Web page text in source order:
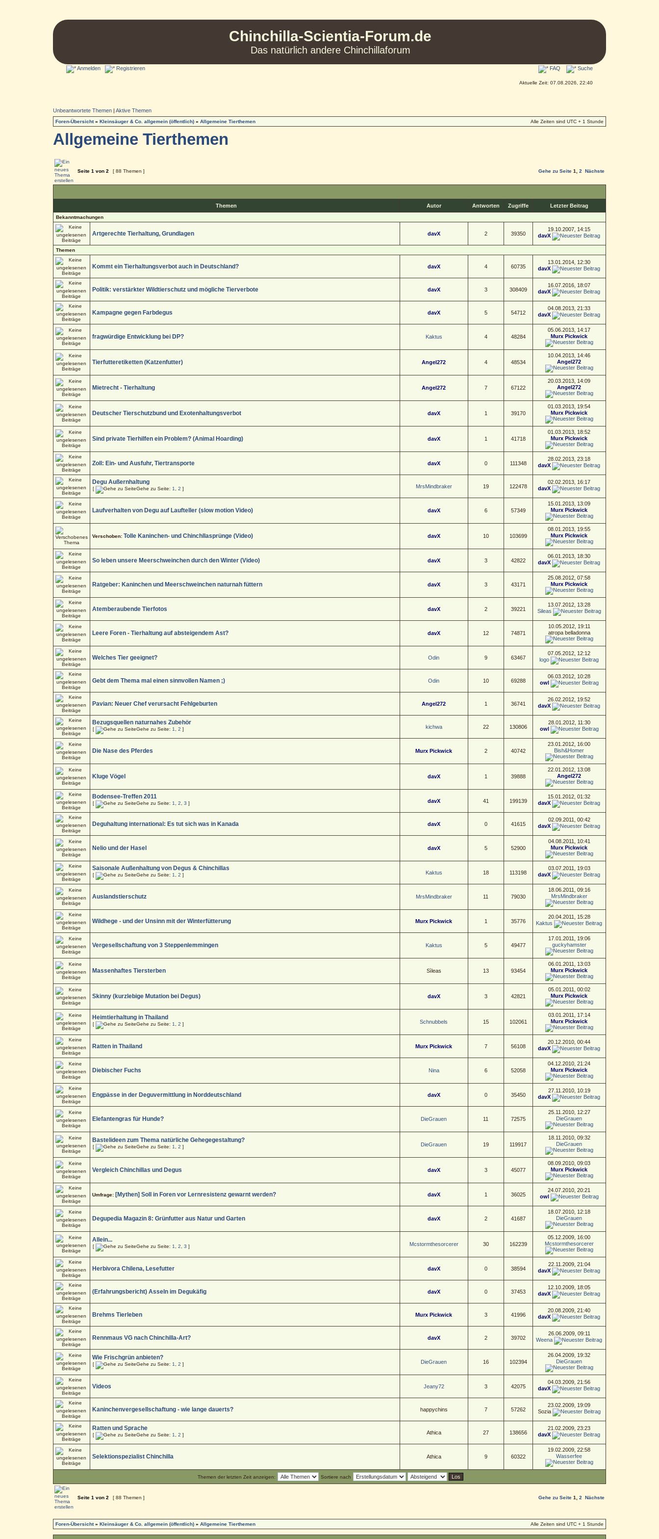
Chinchilla-Scientia-Forum.de
Das natürlich andere Chinchillaforum
Anmelden Registrieren FAQ Suche
Aktuelle Zeit: 07.08.2026, 22:40
Unbeantwortete Themen| Aktive Themen
Foren-Übersicht» Kleinsäuger & Co. allgemein (öffentlich)» Allgemeine Tierthemen Alle Zeiten sind UTC + 1 Stunde
Allgemeine Tierthemen
Seite 1 von 2 [ 88 Themen ] Gehe zu Seite 1 2 Nächste
Themen Autor Antworten Zugriffe Letzter Beitrag
Bekanntmachungen
Artgerechte Tierhaltung, Grundlagen davX 2 39350
19.10.2007, 14:15
davX
Themen
Kommt ein Tierhaltungsverbot auch in Deutschland? davX 4 60735
13.01.2014, 12:30
davX
Politik: verstärkter Wildtierschutz und mögliche Tierverbote davX 3 308409
16.07.2016, 18:07
davX
Kampagne gegen Farbdegus davX 5 54712
04.08.2013, 21:33
davX
fragwürdige Entwicklung bei DP? Kaktus 4 48284
05.06.2013, 14:17
Murx Pickwick
Tierfutteretiketten (Katzenfutter) Angel272 4 48534
10.04.2013, 14:46
Angel272
Mietrecht - Tierhaltung Angel272 7 67122
20.03.2013, 14:09
Angel272
Deutscher Tierschutzbund und Exotenhaltungsverbot davX 1 39170
01.03.2013, 19:54
Murx Pickwick
Sind private Tierhilfen ein Problem? (Animal Hoarding) davX 1 41718
01.03.2013, 18:52
Murx Pickwick
Zoll: Ein- und Ausfuhr, Tiertransporte davX 0 111348
28.02.2013, 23:18
davX
Degu Außernhaltung
[ Gehe zu Seite: 1 2 ] MrsMindbraker 19 122478
02.02.2013, 16:17
davX
Laufverhalten von Degu auf Laufteller (slow motion Video) davX 6 57349
15.01.2013, 13:09
Murx Pickwick
Verschoben: Tolle Kaninchen- und Chinchllasprünge (Video) davX 10 103699
08.01.2013, 19:55
Murx Pickwick
So leben unsere Meerschweinchen durch den Winter (Video) davX 3 42822
06.01.2013, 18:30
davX
Ratgeber: Kaninchen und Meerschweinchen naturnah füttern davX 3 43171
25.08.2012, 07:58
Murx Pickwick
Atemberaubende Tierfotos davX 2 39221
13.07.2012, 13:28
Sileas
Leere Foren - Tierhaltung auf absteigendem Ast? davX 12 74871
10.05.2012, 19:11
atropa belladonna
Welches Tier geeignet? Odin 9 63467
07.05.2012, 12:12
logo
Gebt dem Thema mal einen sinnvollen Namen ;) Odin 10 69288
06.03.2012, 10:28
owl
Pavian: Neuer Chef verursacht Fehlgeburten Angel272 1 36741
26.02.2012, 19:52
davX
Bezugsquellen naturnahes Zubehör
[ Gehe zu Seite: 1 2 ] kichwa 22 130806
28.01.2012, 11:30
owl
Die Nase des Pferdes Murx Pickwick 2 40742
23.01.2012, 16:00
Bish&Homer
Kluge Vögel davX 1 39888
22.01.2012, 13:08
Angel272
Bodensee-Treffen 2011
[ Gehe zu Seite: 1 2 3 ] davX 41 199139
15.01.2012, 01:32
davX
Deguhaltung international: Es tut sich was in Kanada davX 0 41615
02.09.2011, 00:42
davX
Nelio und der Hasel davX 5 52900
04.08.2011, 10:41
Murx Pickwick
Saisonale Außenhaltung von Degus & Chinchillas
[ Gehe zu Seite: 1 2 ] Kaktus 18 113198
03.07.2011, 19:03
davX
Auslandstierschutz MrsMindbraker 11 79030
18.06.2011, 09:16
MrsMindbraker
Wildhege - und der Unsinn mit der Winterfütterung Murx Pickwick 1 35776
20.04.2011, 15:28
Kaktus
Vergesellschaftung von 3 Steppenlemmingen Kaktus 5 49477
17.01.2011, 19:06
guckyhamster
Massenhaftes Tiersterben Sìleas 13 93454
06.01.2011, 13:03
Murx Pickwick
Skinny (kurzlebige Mutation bei Degus) davX 3 42821
05.01.2011, 00:02
Murx Pickwick
Heimtierhaltung in Thailand
[ Gehe zu Seite: 1 2 ] Schnubbels 15 102061
03.01.2011, 17:14
Murx Pickwick
Ratten in Thailand Murx Pickwick 7 56108
20.12.2010, 00:44
davX
Diebischer Fuchs Nina 6 52058
04.12.2010, 21:24
Murx Pickwick
Engpässe in der Deguvermittlung in Norddeutschland davX 0 35450
27.11.2010, 10:19
davX
Elefantengras für Hunde? DieGrauen 11 72575
25.11.2010, 12:27
DieGrauen
Bastelideen zum Thema natürliche Gehegegestaltung?
[ Gehe zu Seite: 1 2 ] DieGrauen 19 119917
18.11.2010, 09:32
DieGrauen
Vergleich Chinchillas und Degus davX 3 45077
08.09.2010, 09:03
Murx Pickwick
Umfrage: [Mythen] Soll in Foren vor Lernresistenz gewarnt werden? davX 1 36025
24.07.2010, 20:21
owl
Degupedia Magazin 8: Grünfutter aus Natur und Garten davX 2 41687
18.07.2010, 12:18
DieGrauen
Allein...
[ Gehe zu Seite: 1 2 3 ] Mcstormthesorcerer 30 162239
05.12.2009, 16:00
Mcstormthesorcerer
Herbivora Chilena, Lesefutter davX 0 38594
22.11.2009, 21:04
davX
(Erfahrungsbericht) Asseln im Degukäfig davX 0 37453
12.10.2009, 18:05
davX
Brehms Tierleben Murx Pickwick 3 41996
20.08.2009, 21:40
davX
Rennmaus VG nach Chinchilla-Art? davX 2 39702
26.06.2009, 09:11
Weena
Wie Frischgrün anbieten?
[ Gehe zu Seite: 1 2 ] DieGrauen 16 102394
26.04.2009, 19:32
DieGrauen
Videos Jeany72 3 42075
04.03.2009, 21:56
davX
Kaninchenvergesellschaftung - wie lange dauerts? happychins 7 57262
23.02.2009, 19:09
Sozia
Ratten und Sprache
[ Gehe zu Seite: 1 2 ] Athica 27 138656
21.02.2009, 23:23
davX
Selektionspezialist Chinchilla Athica 9 60322
19.02.2009, 22:58
Wasserfee
Themen der letzten Zeit anzeigen: Sortiere nach
Seite 1 von 2 [ 88 Themen ] Gehe zu Seite 1 2 Nächste
Foren-Übersicht» Kleinsäuger & Co. allgemein (öffentlich)» Allgemeine Tierthemen Alle Zeiten sind UTC + 1 Stunde